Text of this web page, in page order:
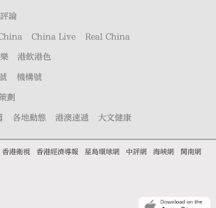
論
China Live Real China
港飲港色
機構號
劃
各地動態 港澳速遞 大文健康
香港衛視 香港經濟導報 星島環球網 中評網 海峽網
閩南網